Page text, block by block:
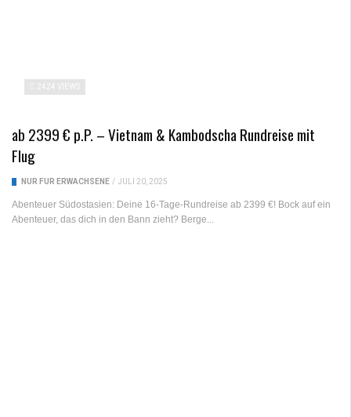
2424 VIEWS
ab 2399 € p.P. – Vietnam & Kambodscha Rundreise mit
Flug
NUR FÜR ERWACHSENE / JULI 20, 2025
Abenteuer Südostasien: Deine 16-Tage-Rundreise ab 2399 €! Bock auf ein
Abenteuer, das dich in den Bann zieht? Berge...